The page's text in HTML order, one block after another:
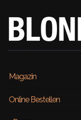
Magazin
Online Bestellen